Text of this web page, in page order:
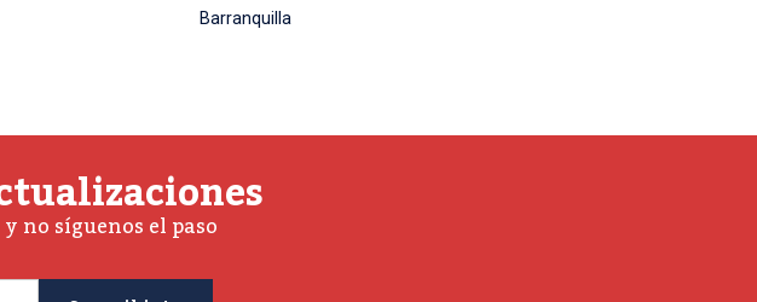
Barranquilla
no síguenos el paso